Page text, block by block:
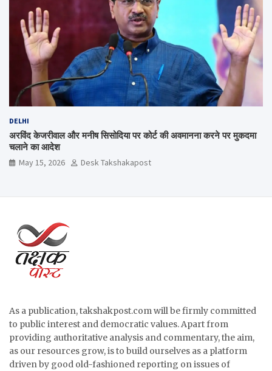
DELHI
अरविंद केजरीवाल और मनीष सिसोदिया पर कोर्ट की अवमानना करने पर मुकदमा
चलाने का आदेश
May 15, 2026 Desk Takshakapost
As a publication, takshakpost.com will be firmly committed
to public interest and democratic values. Apart from
providing authoritative analysis and commentary, the aim,
as our resources grow, is to build ourselves as a platform
driven by good old-fashioned reporting on issues of